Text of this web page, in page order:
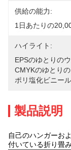
供給の能力:
1日あたりの
ハイライト:
EPSのゆとりの
CMYKのゆとり
ポリ塩化ビニー
製品説明
自己のハンガーお
付いている折り畳